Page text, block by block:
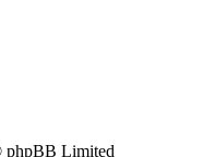
phpBB Limited